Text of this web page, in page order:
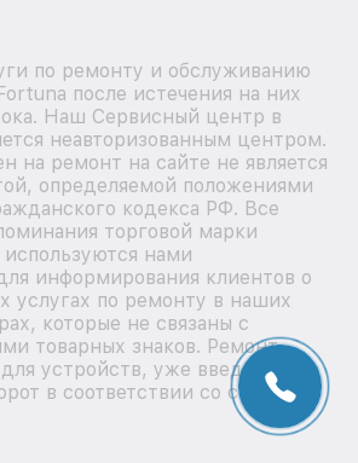
по ремонту и обслуживанию
после истечения на них
Наш Сервисный центр в
неавторизованным центром.
на ремонт на сайте не является
определяемой положениями
кодекса РФ. Все
торговой марки
нами
информирования клиентов о
услугах по ремонту в наших
которые не связаны с
товарных знаков. Ремонт
устройств, уже введенных в
в соответствии со статьей